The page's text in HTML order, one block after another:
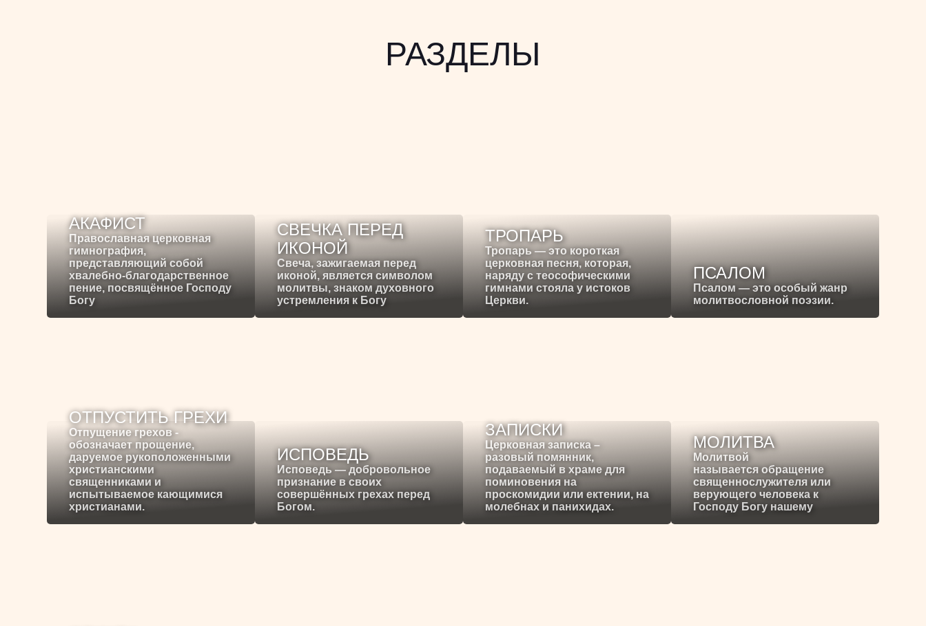
РАЗДЕЛЫ
АКАФИСТ
Православная церковная
гимнография,
представляющий собой
хвалебно-благодарственное
пение, посвящённое Господу
Богу
СВЕЧКА ПЕРЕД
ИКОНОЙ
Свеча, зажигаемая перед
иконой, является символом
молитвы, знаком духовного
устремления к Богу
ТРОПАРЬ
Тропарь — это короткая
церковная песня, которая,
наряду с теософическими
гимнами стояла у истоков
Церкви.
ПСАЛОМ
Псалом — это особый жанр
молитвословной поэзии.
ОТПУСТИТЬ ГРЕХИ
Отпущение грехов -
обозначает прощение,
даруемое рукоположенными
христианскими
священниками и
испытываемое кающимися
христианами.
ИСПОВЕДЬ
Исповедь — добровольное
признание в своих
совершённых грехах перед
Богом.
ЗАПИСКИ
Церковная записка –
разовый помянник,
подаваемый в храме для
поминовения на
проскомидии или ектении, на
молебнах и панихидах.
МОЛИТВА
Молитвой
называется обращение
священнослужителя или
верующего человека к
Господу Богу нашему